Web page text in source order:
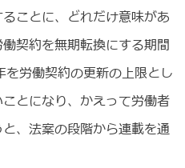
ことに、どれだけ意味があ
契約を無期転換にする期間
労働契約の更新の上限とし
とになり、かえって労働者
、法案の段階から連載を通